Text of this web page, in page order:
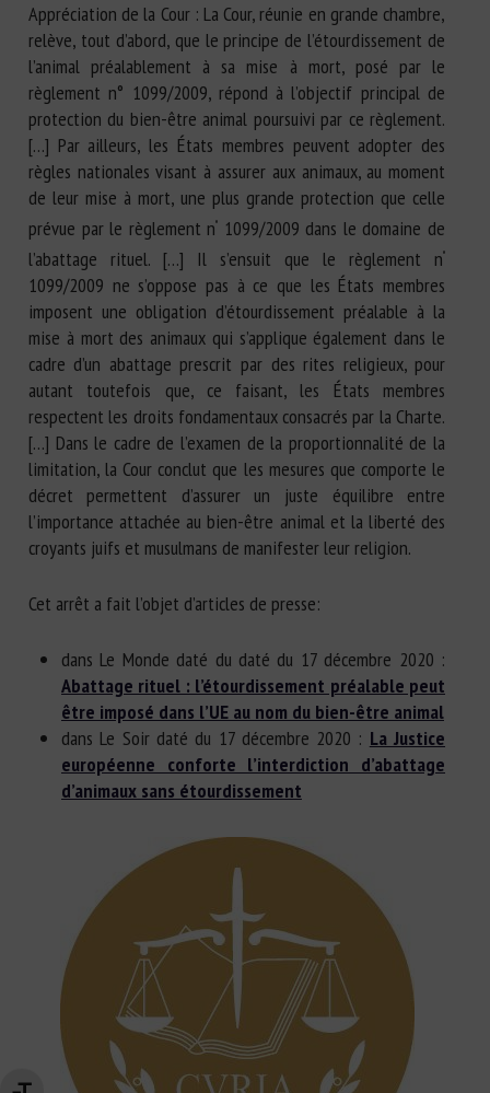
Appréciation de la Cour : La Cour, réunie en grande chambre,
relève, tout d’abord, que le principe de l’étourdissement de
l’animal préalablement à sa mise à mort, posé par le
règlement n° 1099/2009, répond à l’objectif principal de
protection du bien-être animal poursuivi par ce règlement.
[…] Par ailleurs, les États membres peuvent adopter des
règles nationales visant à assurer aux animaux, au moment
de leur mise à mort, une plus grande protection que celle
prévue par le règlement n°
1099/2009 dans le domaine de
l’abattage rituel. […] Il s’ensuit que le règlement n°
1099/2009 ne s’oppose pas à ce que les États membres
imposent une obligation d’étourdissement préalable à la
mise à mort des animaux qui s’applique également dans le
cadre d’un abattage prescrit par des rites religieux, pour
autant toutefois que, ce faisant, les États membres
respectent les droits fondamentaux consacrés par la Charte.
[…] Dans le cadre de l’examen de la proportionnalité de la
limitation, la Cour conclut que les mesures que comporte le
décret permettent d’assurer un juste équilibre entre
l’importance attachée au bien-être animal et la liberté des
croyants juifs et musulmans de manifester leur religion.
Cet arrêt a fait l’objet d’articles de presse:
dans Le Monde daté du daté du 17 décembre 2020 :
Abattage rituel : l’étourdissement préalable peut
être imposé dans l’UE au nom du bien-être animal
dans Le Soir daté du 17 décembre 2020 : La Justice
européenne conforte l’interdiction d’abattage
d’animaux sans étourdissement